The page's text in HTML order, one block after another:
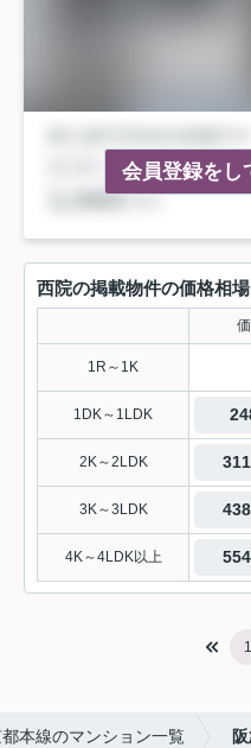
会員登録をし
西院の掲載物件の価格相場
1R～1K
1DK～1LDK
2K～2LDK
3K～3LDK
4K～4LDK以上
1
本線のマンション一覧